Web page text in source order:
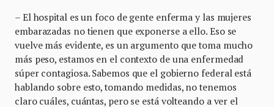
– El hospital es un foco de gente enferma y las mujeres
embarazadas no tienen que exponerse a ello. Eso se
vuelve más evidente, es un argumento que toma mucho
más peso, estamos en el contexto de una enfermedad
súper contagiosa. Sabemos que el gobierno federal está
hablando sobre esto, tomando medidas, no tenemos
claro cuáles, cuántas, pero se está volteando a ver el